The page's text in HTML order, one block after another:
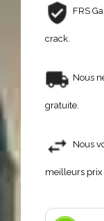
FRS
crack.
Nous
gratuite.
Nous
meilleurs prix